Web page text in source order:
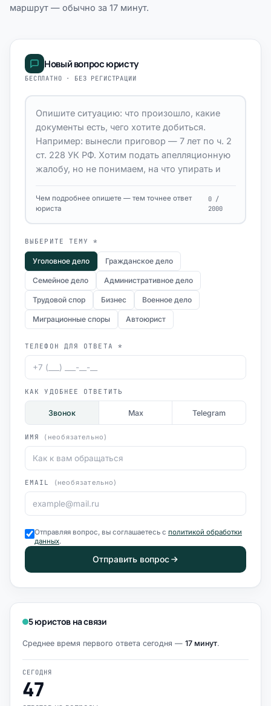
маршрут — обычно за 17 минут.
Новый вопрос юристу
БЕСПЛАТНО · БЕЗ РЕГИСТРАЦИИ
Чем подробнее опишете — тем точнее ответ
юриста
0 /
2000
ВЫБЕРИТЕ ТЕМУ *
Уголовное дело Гражданское дело
Семейное дело Административное дело
Трудовой спор Бизнес Военное дело
Миграционные споры Автоюрист
ТЕЛЕФОН ДЛЯ ОТВЕТА *
КАК УДОБНЕЕ ОТВЕТИТЬ
Звонок Max Telegram
ИМЯ (необязательно)
EMAIL (необязательно)
Отправляя вопрос, вы соглашаетесь с политикой обработки
данных.
Отправить вопрос
5 юристов на связи
Среднее время первого ответа сегодня — 17 минут.
СЕГОДНЯ
47